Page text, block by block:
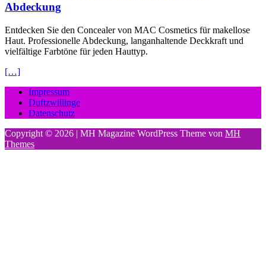
Abdeckung
Entdecken Sie den Concealer von MAC Cosmetics für makellose
Haut. Professionelle Abdeckung, langanhaltende Deckkraft und
vielfältige Farbtöne für jeden Hauttyp.
[…]
Impressum
Duftzwillinge
Datenschutz
Copyright © 2026 | MH Magazine WordPress Theme von MH
Themes